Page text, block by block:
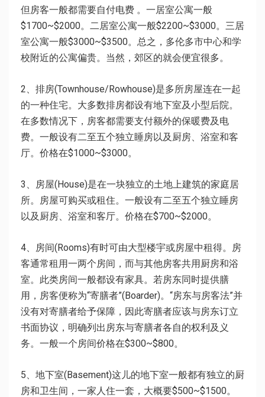
但房客一般都需要自付电费 。一居室公寓一般
$1700~$2000。二居室公寓一般$2200~$3000。三居
室公寓一般$3000~$3500。总之，多伦多市中心和学
校附近的公寓偏贵。当然，郊区的就会便宜很多。
2、排房(Townhouse/Rowhouse)是多所房屋连在一起
的一种住宅。大多数排房都设有地下室及小型后院。
在多数情况下，房客都需要支付额外的保暖费及电
费。一般设有二至五个独立睡房以及厨房、浴室和客
厅。价格在$1000~$3000。
3、房屋(House)是在一块独立的土地上建筑的家庭居
所。房屋可购买或租住。一般设有二至五个独立睡房
以及厨房、浴室和客厅。价格在$700~$2000。
4、房间(Rooms)有时可由大型楼宇或房屋中租得。房
客通常租用一两个房间，而与其他房客共用厨房和浴
室。此类房间一般都设有家具。若房东同时提供膳
用，房客便称为“寄膳者”(Boarder)。“房东与房客法”并
没有对寄膳者给予保障，因此寄膳者应该与房东订立
书面协议，明确列出房东与寄膳者各自的权利及义
务。一般一个房间价格在$300~$800。
5、地下室(Basement)这儿的地下室一般都有独立的厨
房和卫生间，一家人住一套，大概要$500~$1500。